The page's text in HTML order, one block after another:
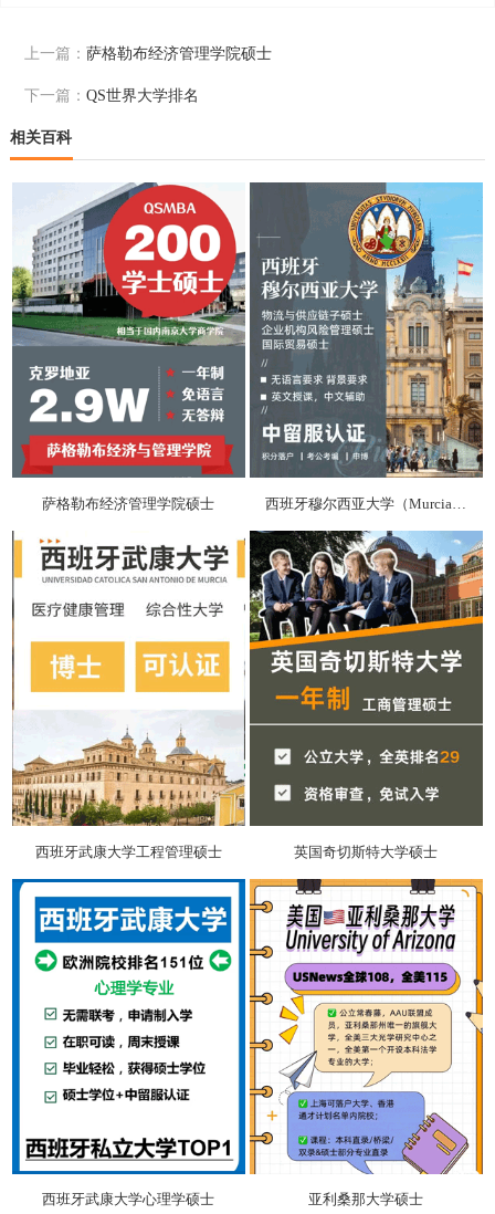
上一篇：萨格勒布经济管理学院硕士
下一篇：QS世界大学排名
相关百科
萨格勒布经济管理学院硕士 西班牙穆尔西亚大学（Murcia）硕士
西班牙武康大学工程管理硕士 英国奇切斯特大学硕士
西班牙武康大学心理学硕士 亚利桑那大学硕士